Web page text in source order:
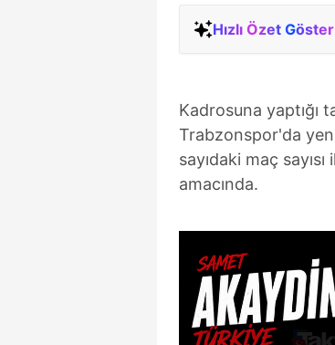
Hızlı Özet Göster
Kadrosuna yaptığı
Trabzonspor'da
sayıdaki maç
amacında.